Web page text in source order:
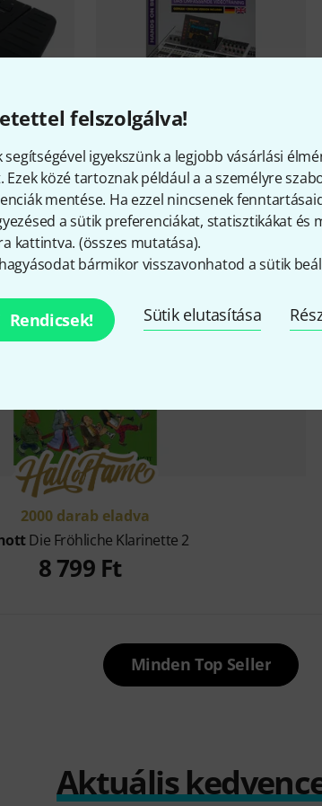
felszolgálva!
segítségével igyekszünk a legjobb vásárlási
Ezek közé tartoznak például a a személyre
mentése. Ha ezzel nincsenek
a sütik preferenciákat, statisztikákat és
kattintva. (összes mutatása).
bármikor visszavonhatod a sütik
Rendicsek! Sütik elutasítása
Pedal
12
Tutorial Experts Hands On
Behringer Wing
24 890 Ft
2000 darab eladva
Die Fröhliche Klarinette 2
8 799 Ft
Minden Top Seller
Aktuális